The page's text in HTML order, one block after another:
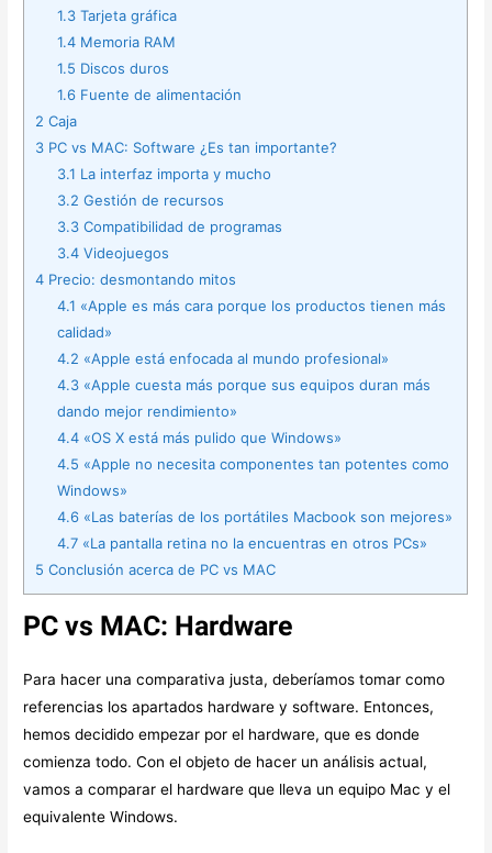
1.3Tarjeta gráfica
1.4Memoria RAM
1.5 Discos duros
1.6Fuente de alimentación
2 Caja
3 PC vs MAC: Software ¿Es tan importante?
3.1 La interfaz importa y mucho
3.2 Gestión de recursos
3.3Compatibilidad de programas
3.4Videojuegos
4 Precio: desmontando mitos
4.1 «Apple es más cara porque los productos tienen más
calidad»
4.2 «Apple está enfocada al mundo profesional»
4.3«Apple cuesta más porque sus equipos duran más
dando mejor rendimiento»
4.4«OS X está más pulido que Windows»
4.5 «Apple no necesita componentes tan potentes como
Windows»
4.6«Las baterías de los portátiles Macbook son mejores»
4.7«La pantalla retina no la encuentras en otros PCs»
5 Conclusión acerca de PC vs MAC
PC vs MAC: Hardware
Para hacer una comparativa justa, deberíamos tomar como
referencias los apartados hardware y software. Entonces,
hemos decidido empezar por el hardware, que es donde
comienza todo. Con el objeto de hacer un análisis actual,
vamos a comparar el hardware que lleva un equipo Mac y el
equivalente Windows.